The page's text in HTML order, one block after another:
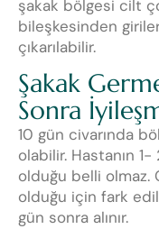
şakak bölgesi cilt
bileşkesinden
çıkarılabilir.
Şakak
Sonra
10 gün civarında
olabilir. Hastanın
olduğu belli olmaz.
olduğu için fark
gün sonra alınır.